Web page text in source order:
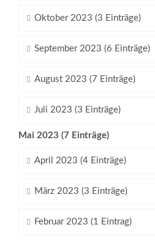
Oktober 2023 (3 Einträge)
September 2023 (6 Einträge)
August 2023 (7 Einträge)
Juli 2023 (3 Einträge)
Mai 2023 (7 Einträge)
April 2023 (4 Einträge)
März 2023 (3 Einträge)
Februar 2023 (1 Eintrag)